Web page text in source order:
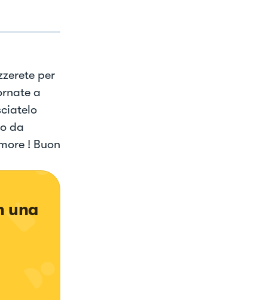
per
a
da
! Buon
una